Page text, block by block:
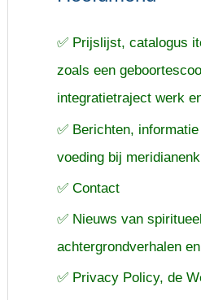
r
:
✅ Prijslijst, catalogus
zoals een
integratietraject werk
✅ Berichten,
voeding bij
✅ Contact
✅ Nieuws van
achtergrondverhalen
✅ Privacy Policy, de